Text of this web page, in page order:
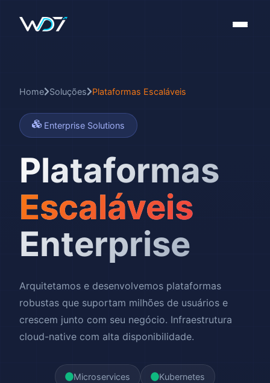
Home Soluções Plataformas Escaláveis
Enterprise Solutions
Plataformas
Escaláveis
Enterprise
Arquitetamos e desenvolvemos plataformas
robustas que suportam milhões de usuários e
crescem junto com seu negócio. Infraestrutura
cloud-native com alta disponibilidade.
Microservices Kubernetes